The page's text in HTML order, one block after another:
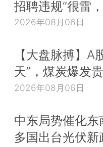
招聘违规”很雷
2026年08月06日
【大盘脉搏】A
天”，煤炭爆发
2026年08月06日
中东局势催化
多国出台光伏新